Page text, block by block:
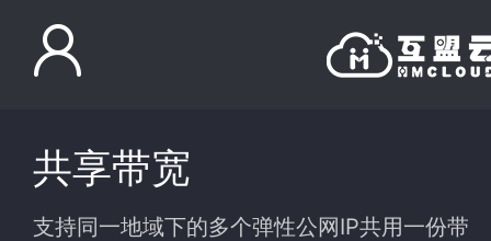
共享带宽
支持同一地域下的多个弹性公网IP共用一份带